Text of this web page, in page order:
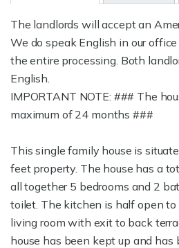
The landlords will accept an
We do speak English in our
the entire processing. Both
English.
IMPORTANT NOTE: ### The
maximum of 24 months ###
This single family house is
feet property. The house has a
all together 5 bedrooms and 2
toilet. The kitchen is half open to
living room with exit to back
house has been kept up and has